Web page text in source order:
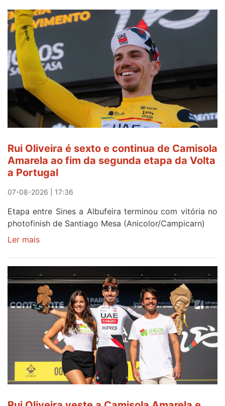
Rui Oliveira é sexto e continua de Camisola
Amarela ao fim da segunda etapa da Volta
a Portugal
07-08-2026 | 17:36
Etapa entre Sines a Albufeira terminou com vitória no
photofinish de Santiago Mesa (Anicolor/Campicarn)
Ler mais
Oliveira
é
sexto
e
continua
Camisola
Amarela
ao
da